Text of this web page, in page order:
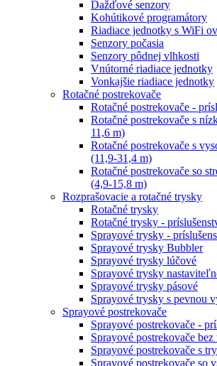
Dažďové senzory
Kohútikové programátory
Riadiace jednotky s WiFi
Senzory počasia
Senzory pôdnej vlhkosti
Vnútorné riadiace jednotky
Vonkajšie riadiace jednotky
Rotačné postrekovače
Rotačné postrekovače -
Rotačné postrekovače s
11,6 m)
Rotačné postrekovače s
(11,9-31,4 m)
Rotačné postrekovače so
(4,9-15,8 m)
Rozprašovacie a rotačné trysky
Rotačné trysky
Rotačné trysky -
Sprayové trysky -
Sprayové trysky Bubbler
Sprayové trysky lúčové
Sprayové trysky
Sprayové trysky pásové
Sprayové trysky s pevnou
Sprayové postrekovače
Sprayové postrekovače -
Sprayové postrekovače bez
Sprayové postrekovače s
Sprayové postrekovače so